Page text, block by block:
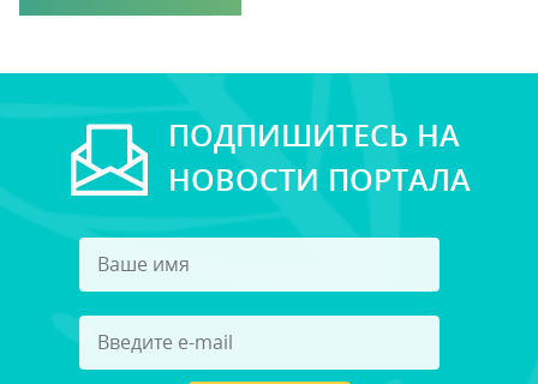
ПОДПИШИТЕСЬ НА
НОВОСТИ ПОРТАЛА